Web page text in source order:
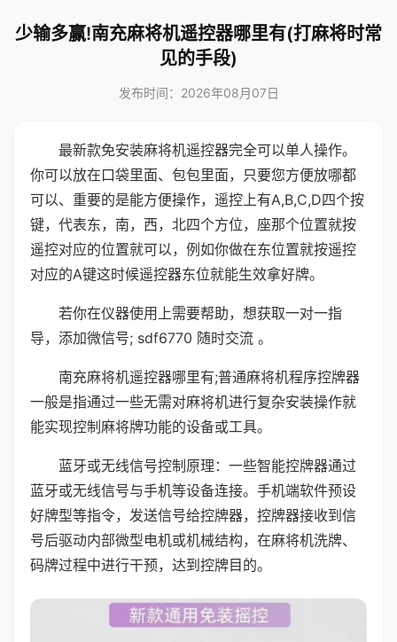
少输多赢!南充麻将机遥控器哪里有(打麻将时常
见的手段)
发布时间：2026年08月07日
最新款免安装麻将机遥控器完全可以单人操作。
你可以放在口袋里面、包包里面，只要您方便放哪都
可以、重要的是能方便操作，遥控上有A,B,C,D四个按
键，代表东，南，西，北四个方位，座那个位置就按
遥控对应的位置就可以，例如你做在东位置就按遥控
对应的A键这时候遥控器东位就能生效拿好牌。
若你在仪器使用上需要帮助，想获取一对一指
导，添加微信号; sdf6770 随时交流 。
南充麻将机遥控器哪里有;普通麻将机程序控牌器
一般是指通过一些无需对麻将机进行复杂安装操作就
能实现控制麻将牌功能的设备或工具。
蓝牙或无线信号控制原理：一些智能控牌器通过
蓝牙或无线信号与手机等设备连接。手机端软件预设
好牌型等指令，发送信号给控牌器，控牌器接收到信
号后驱动内部微型电机或机械结构，在麻将机洗牌、
码牌过程中进行干预，达到控牌目的。